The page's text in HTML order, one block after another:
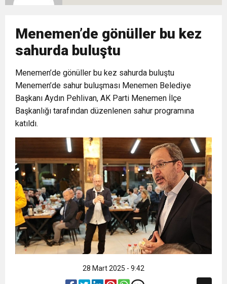
Gösterisi Yaptı
9:33 CHP’li 3 Genç Tutuklandı: Siyasi Saldırının
Hedefinde Mehmet Türkmen mi Var?
8:35 Anneler Günü’nde TAMEV ile İyilik ve Dayanışma
Buluşması
14:11 Buca’da Ruhsatı Tartışmalı İnşaat Meclis
Bile Çiğnendi”
Abdulrezak Kaldan Torbalı Yolunda
Menemen’de gönüller bu kez
sahurda buluştu
Menemen’de gönüller bu kez sahurda buluştu
Menemen’de sahur buluşması Menemen Belediye
Başkanı Aydın Pehlivan, AK Parti Menemen İlçe
Başkanlığı tarafından düzenlenen sahur programına
katıldı.
28 Mart 2025 - 9:42